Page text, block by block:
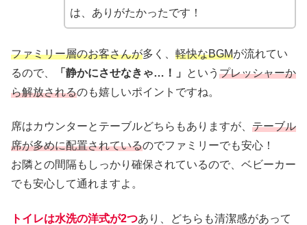
は、ありがたかったです！
ファミリー層のお客さんが多く、 軽快なBGMが流れてい
るので、
「静かにさせなきゃ…！」 という プレッシャーか
ら解放されるのも嬉しいポイントですね。
席はカウンターとテーブルどちらもありますが、 テーブル
席が多めに配置されているのでファミリーでも安心！
お隣との間隔もしっかり確保されているので、ベビーカー
でも安心して通れますよ。
トイレは水洗の洋式が2つあり、どちらも清潔感があって